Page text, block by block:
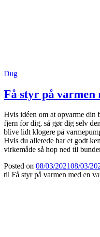
Dug
Få styr på varmen
Hvis idéen om at opvarme din
fjern for dig, så gør dig selv
blive lidt klogere på
Hvis du allerede har et godt
virkemåde så hop ned til
Posted on 08/03/202108/03/
til Få styr på varmen med en